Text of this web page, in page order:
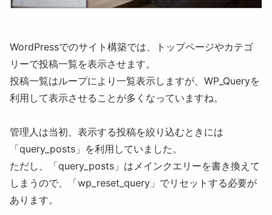
WordPressでのサイト構築では、トップページやカテゴ
リーで投稿一覧を表示させます。
投稿一覧はループにより一覧表示しますが、WP_Queryを
利用して表示させることが多くなっていますね。
管理人は当初、表示する投稿を絞り込むときには
「query_posts」を利用していました。
ただし、「query_posts」はメインクエリーを書き換えて
しまうので、「wp_reset_query」でリセットする必要が
あります。